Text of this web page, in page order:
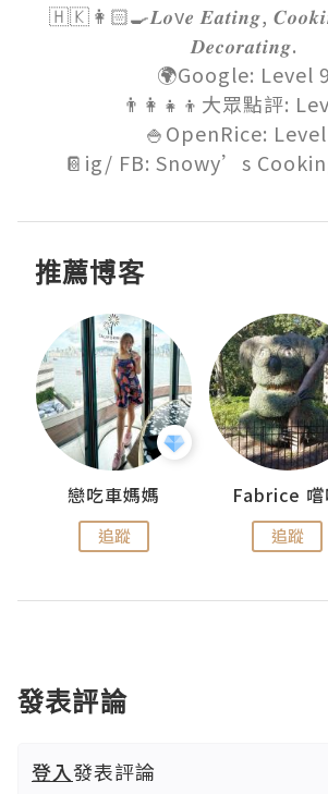
🇭🇰👩🏻‍🍳𝑳𝒐v𝒆 𝑬𝒂𝒕𝒊𝒏𝒈,
𝑫𝒆𝒄𝒐𝒓𝒂𝒕𝒊𝒏𝒈.
🌍Google: Level 9
👨‍👩‍👧‍👦大眾點評:
🍚OpenRice:
📔ig/ FB: Snowy’s
推薦博客
戀吃車媽媽
追蹤
Fabrice 嚐
追蹤
發表評論
登入發表評論